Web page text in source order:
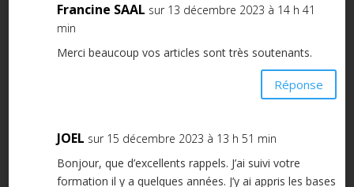
Francine SAAL sur 13 décembre 2023 à 14 h 41
min
Merci beaucoup vos articles sont très soutenants.
Réponse
JOEL sur 15 décembre 2023 à 13 h 51 min
Bonjour, que d’excellents rappels. J’ai suivi votre
formation il y a quelques années. J’y ai appris les bases